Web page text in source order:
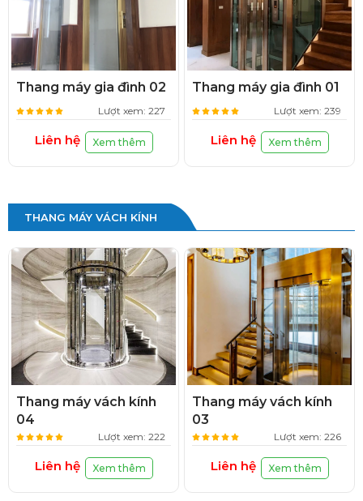
Thang máy gia đình 02
Lượt xem: 227
Liên hệ Xem thêm
Thang máy gia đình 01
Lượt xem: 239
Liên hệ Xem thêm
THANG MÁY VÁCH KÍNH
Thang máy vách kính
04
Lượt xem: 222
Liên hệ Xem thêm
Thang máy vách kính
03
Lượt xem: 226
Liên hệ Xem thêm